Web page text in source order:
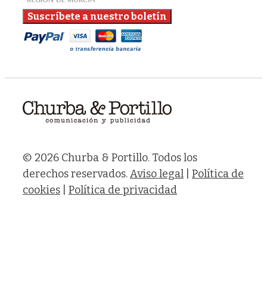
© 2026 Churba & Portillo. Todos los
derechos reservados.Aviso legal
Política de
cookies
Política de privacidad